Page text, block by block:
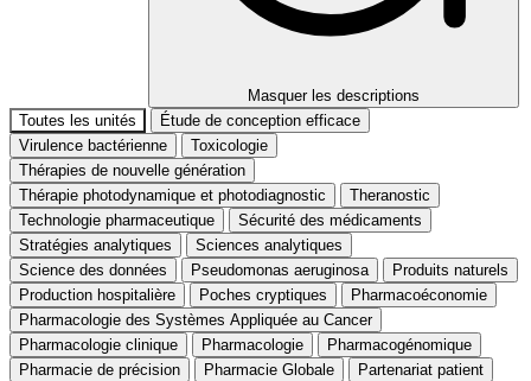
Masquer les descriptions
Toutes les unités
Étude de conception efficace
Virulence bactérienne
Toxicologie
Thérapies de nouvelle génération
Thérapie photodynamique et photodiagnostic
Theranostic
Technologie pharmaceutique
Sécurité des médicaments
Stratégies analytiques
Sciences analytiques
Science des données
Pseudomonas aeruginosa
Produits naturels
Production hospitalière
Poches cryptiques
Pharmacoéconomie
Pharmacologie des Systèmes Appliquée au Cancer
Pharmacologie clinique
Pharmacologie
Pharmacogénomique
Pharmacie de précision
Pharmacie Globale Partenariat patient